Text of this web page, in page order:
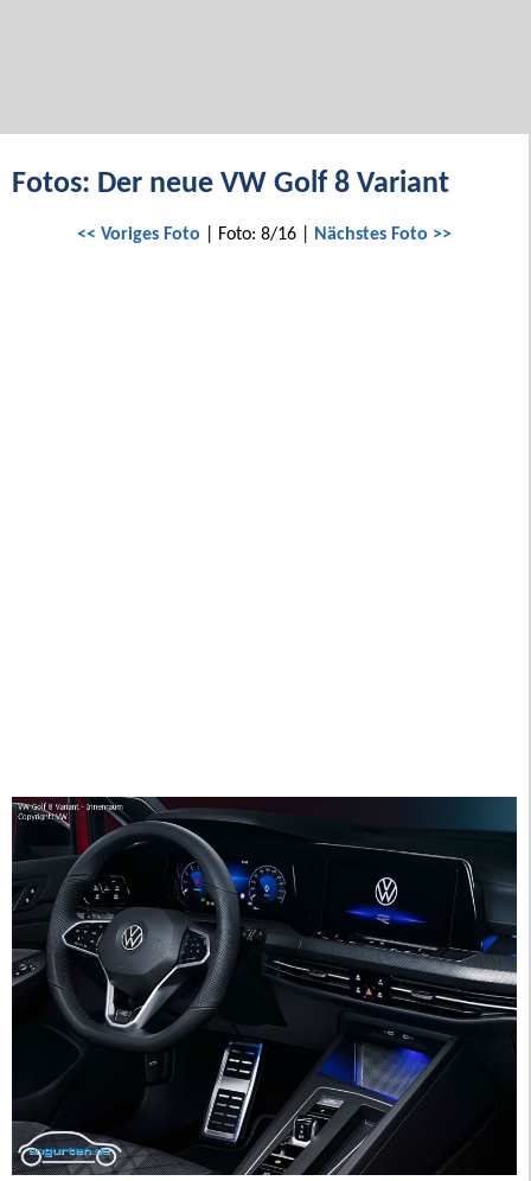
Fotos: Der neue VW Golf 8 Variant
<< Voriges Foto | Foto: 8/16 | Nächstes Foto >>